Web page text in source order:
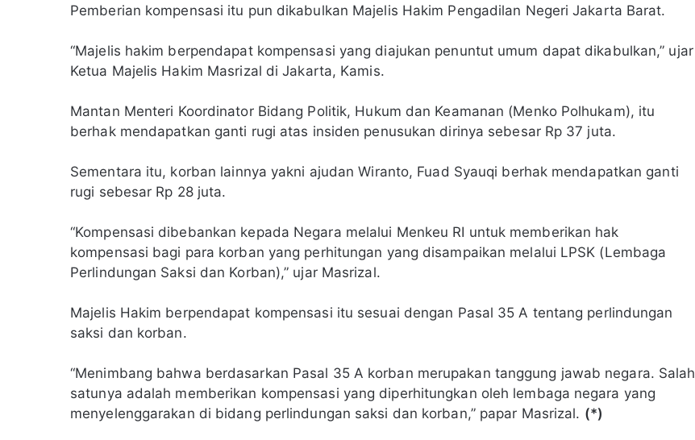
Pemberian kompensasi itu pun dikabulkan Majelis Hakim Pengadilan Negeri Jakarta Barat.
“Majelis hakim berpendapat kompensasi yang diajukan penuntut umum dapat dikabulkan,” ujar
Ketua Majelis Hakim Masrizal di Jakarta, Kamis.
Mantan Menteri Koordinator Bidang Politik, Hukum dan Keamanan (Menko Polhukam), itu
berhak mendapatkan ganti rugi atas insiden penusukan dirinya sebesar Rp 37 juta.
Sementara itu, korban lainnya yakni ajudan Wiranto, Fuad Syauqi berhak mendapatkan ganti
rugi sebesar Rp 28 juta.
“Kompensasi dibebankan kepada Negara melalui Menkeu RI untuk memberikan hak
kompensasi bagi para korban yang perhitungan yang disampaikan melalui LPSK (Lembaga
Perlindungan Saksi dan Korban),” ujar Masrizal.
Majelis Hakim berpendapat kompensasi itu sesuai dengan Pasal 35 A tentang perlindungan
saksi dan korban.
“Menimbang bahwa berdasarkan Pasal 35 A korban merupakan tanggung jawab negara. Salah
satunya adalah memberikan kompensasi yang diperhitungkan oleh lembaga negara yang
menyelenggarakan di bidang perlindungan saksi dan korban,” papar Masrizal. (*)